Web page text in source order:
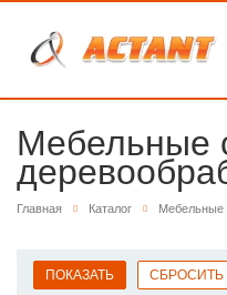
Мебельные
Главная Каталог Мебельные